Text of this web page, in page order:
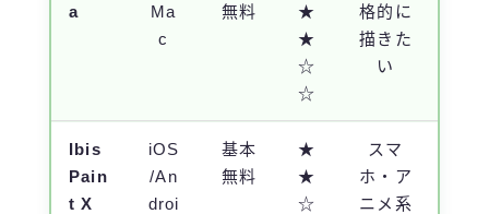
a
Ma
c
無料
★
★
☆
☆
格的に
描きた
い
Ibis
Pain
t X
iOS
/An
droi
基本
無料
★
★
☆
スマ
ホ・ア
ニメ系